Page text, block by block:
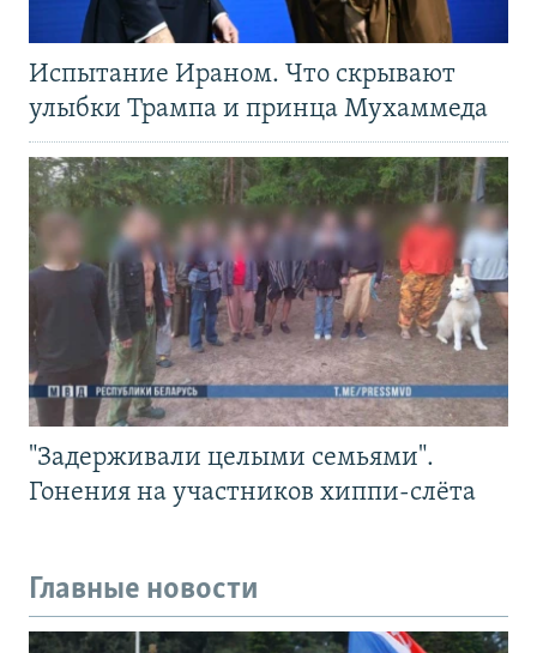
Испытание Ираном. Что скрывают
улыбки Трампа и принца Мухаммеда
"Задерживали целыми семьями".
Гонения на участников хиппи-слёта
Главные новости